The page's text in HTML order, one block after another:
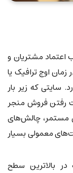
اعتماد مشتریان و
اوج ترافیک یا
سایتی که زیر بار
رفتن فروش منجر
مستمر، چالش‌های
معمولی بسیار
بالاترین سطح